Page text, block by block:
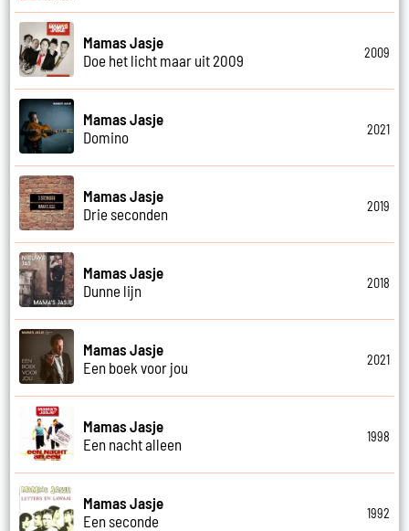
Mamas Jasje
Doe het licht maar uit 2009
2009
Mamas Jasje
Domino
2021
Mamas Jasje
Drie seconden
2019
Mamas Jasje
Dunne lijn
2018
Mamas Jasje
Een boek voor jou
2021
Mamas Jasje
Een nacht alleen
1998
Mamas Jasje
Een seconde
1992